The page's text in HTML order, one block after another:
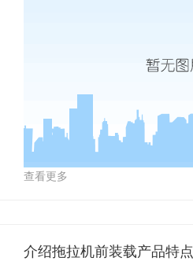
查看更多
介绍拖拉机前装载产品特点